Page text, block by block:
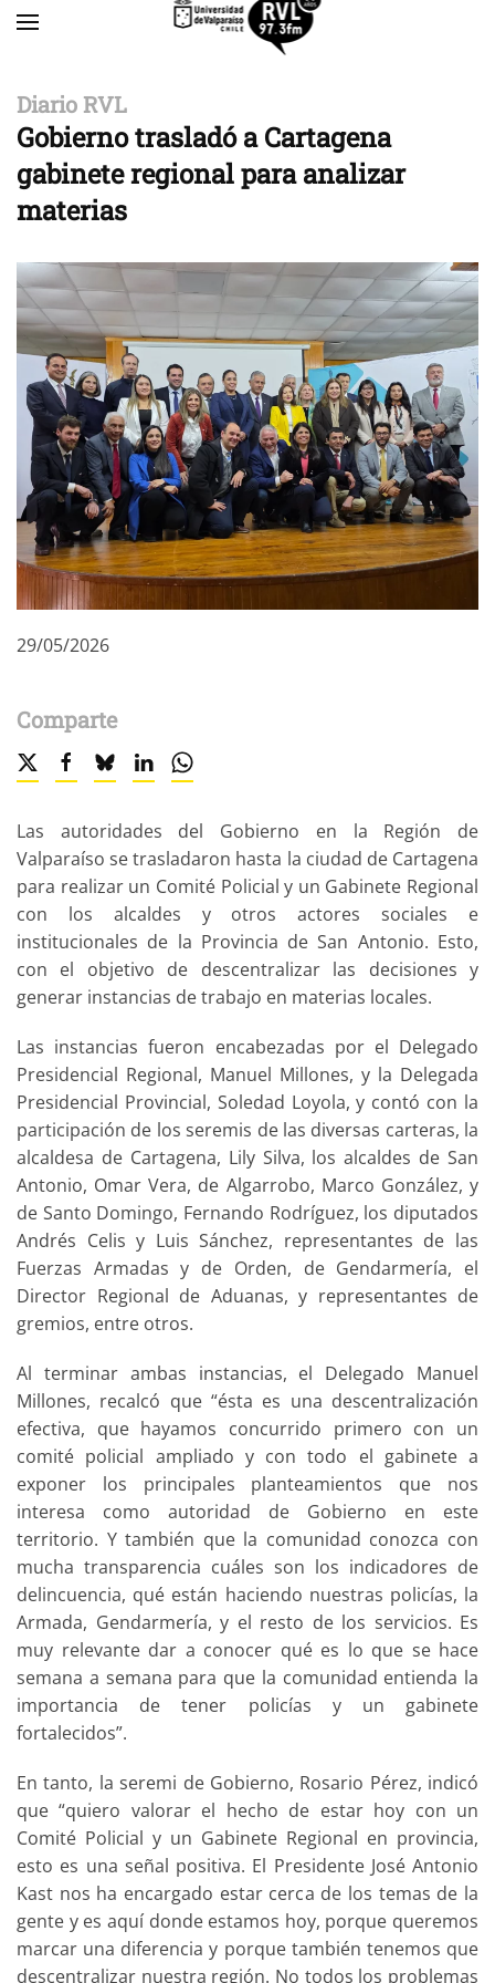
Diario RVL
Gobierno trasladó a Cartagena
gabinete regional para analizar
materias
29/05/2026
Comparte
Las autoridades del Gobierno en la Región de
Valparaíso se trasladaron hasta la ciudad de Cartagena
para realizar un Comité Policial y un Gabinete Regional
con los alcaldes y otros actores sociales e
institucionales de la Provincia de San Antonio. Esto,
con el objetivo de descentralizar las decisiones y
generar instancias de trabajo en materias locales.
Las instancias fueron encabezadas por el Delegado
Presidencial Regional, Manuel Millones, y la Delegada
Presidencial Provincial, Soledad Loyola, y contó con la
participación de los seremis de las diversas carteras, la
alcaldesa de Cartagena, Lily Silva, los alcaldes de San
Antonio, Omar Vera, de Algarrobo, Marco González, y
de Santo Domingo, Fernando Rodríguez, los diputados
Andrés Celis y Luis Sánchez, representantes de las
Fuerzas Armadas y de Orden, de Gendarmería, el
Director Regional de Aduanas, y representantes de
gremios, entre otros.
Al terminar ambas instancias, el Delegado Manuel
Millones, recalcó que “ésta es una descentralización
efectiva, que hayamos concurrido primero con un
comité policial ampliado y con todo el gabinete a
exponer los principales planteamientos que nos
interesa como autoridad de Gobierno en este
territorio. Y también que la comunidad conozca con
mucha transparencia cuáles son los indicadores de
delincuencia, qué están haciendo nuestras policías, la
Armada, Gendarmería, y el resto de los servicios. Es
muy relevante dar a conocer qué es lo que se hace
semana a semana para que la comunidad entienda la
importancia de tener policías y un gabinete
fortalecidos”.
En tanto, la seremi de Gobierno, Rosario Pérez, indicó
que “quiero valorar el hecho de estar hoy con un
Comité Policial y un Gabinete Regional en provincia,
esto es una señal positiva. El Presidente José Antonio
Kast nos ha encargado estar cerca de los temas de la
gente y es aquí donde estamos hoy, porque queremos
marcar una diferencia y porque también tenemos que
descentralizar nuestra región. No todos los problemas